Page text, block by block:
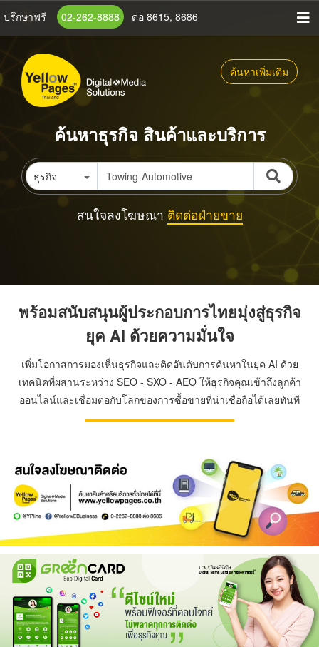
ข้าม
เนื้อหา
หลัก
ปรึกษาฟรี 02-262-8888 ต่อ 8615, 8686
ค้นหาเพิ่มเติม
ค้นหาธุรกิจ สินค้าและบริการ
ธุรกิจ
สนใจลงโฆษณา ติดต่อฝ่ายขาย
พร้อมสนับสนุนผู้ประกอบการไทยมุ่งสู่ธุรกิจ
ยุค AI ด้วยความมั่นใจ
เพิ่มโอกาสการมองเห็นธุรกิจและติดอันดับการค้นหาในยุค AI ด้วย
เทคนิคที่ผสานระหว่าง SEO - SXO - AEO ให้ธุรกิจคุณเข้าถึงลูกค้า
ออนไลน์และเชื่อมต่อกับโลกของการซื้อขายที่น่าเชื่อถือได้เลยทันที